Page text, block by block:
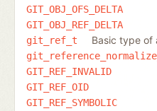
GIT_OBJ_OFS_DELTA
GIT_OBJ_REF_DELTA
git_ref_t
Basic type of
GIT_REF_INVALID
GIT_REF_OID
GIT_REF_SYMBOLIC